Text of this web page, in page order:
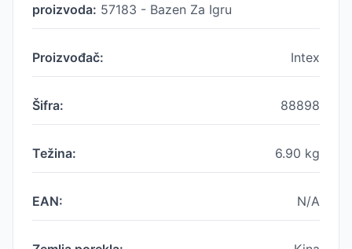
proizvoda: 57183 - Bazen Za Igru
Proizvođač: Intex
Šifra: 88898
Težina: 6.90 kg
EAN: N/A